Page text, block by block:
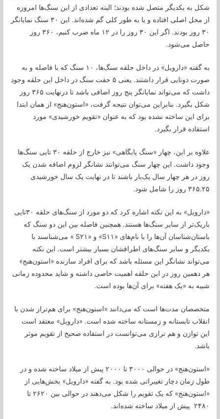
شکل به یکدیگر متصل شده بودند؛ البته تعدادی از این سنگ‌ها امروزه
از محل اصلی افتاده‌ و یا به طور کلی گم شده‌اند. این ۳۰ سنگ نمایانگر
۳۰ روز بودند. اگر این ۳۰ روز را در ۱۲ ماه ضرب کنیم، ۳۶۰ روز
حاصل می‌شود.
به گفته «دارویل» در داخل حلقه سنگ‌ها، ۱۰ سنگ که با فاصله و به
صورت دوتایی قرار داشتند. یعنی ۵ جفت سنگ در داخل این حلقه وجود
داشت که می‌تواند نمایانگر پنج روز اضافی باشد تا درنهایت ۳۶۵ روز
شکل بگیرد. بنابراین می‌توان نتیجه گرفت، «استون‌هنج» از همان ابتدا
برای این ساخته نشده بود که به عنوان «تقویم خورشیدی» مورد
استفاده قرار بگیرد.
علاوه بر این، چهار «سنگ پایگاهی» نیز خارج از حلقه ۳۰ تایی سنگ‌ها
وجود داشت. این چهار سنگ می‌توانند نشانگر لزوم اضافه شدن یک
روز در هر چهار سال یک‌بار باشند تا در نهایت یک سال خورشیدی
۳۶۵.۲۵ روز را شامل شود.
«دارویل» به این نکته اشاره کرد که دو مورد از سنگ‌های حلقه ۳۰‌تایی
باریک‌تر از سایر سنگ‌ها هستند. همچنین فاصله بین این دو سنگ که
باستان‌شناسان آن‌ها را با نام‌های «S۱۱» و «S۲۱ » می‌شناسند با
یکدیگر و سایر سنگ‌های اطرافشان بسیار بیشتر است. این نکته
می‌تواند نشانگر این مسئله باشد که برای افراد سازنده «استون‌هنج»
هر دهمین روز در این حلقه اهمیت خاصی داشته و شاید محدوده زمانی
شبیه به «یک هفته» برای آن‌ها بوده است.
متخصصان مدت‌ها است که می‌دانند «استون‌هنج» برای هم‌تراز شدن با
انقلاب تابستانه و زمستانه ساخته شده است. «دارویل» معتقد است
این توازن و هم ترازی می‌توانست در استفاده صحیح از تقویم موثر
باشد.
«استون‌هنج» در حوالی ۳۰۰۰ تا ۲۰۰۰ پیش از میلاد ساخته شده و در
طول زمان دچار تغییراتی شده بود. به گفته «دارویل» بخش‌هایی از
«استون‌هنج» که یک تقویم را شکل می‌دهند در حوالی بین ۲۶۲۰ تا
۲۴۸۰ پیش از میلاد ساخته شده‌اند.